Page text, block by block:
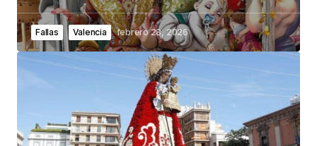
Fallas Valencia febrero 28, 2026